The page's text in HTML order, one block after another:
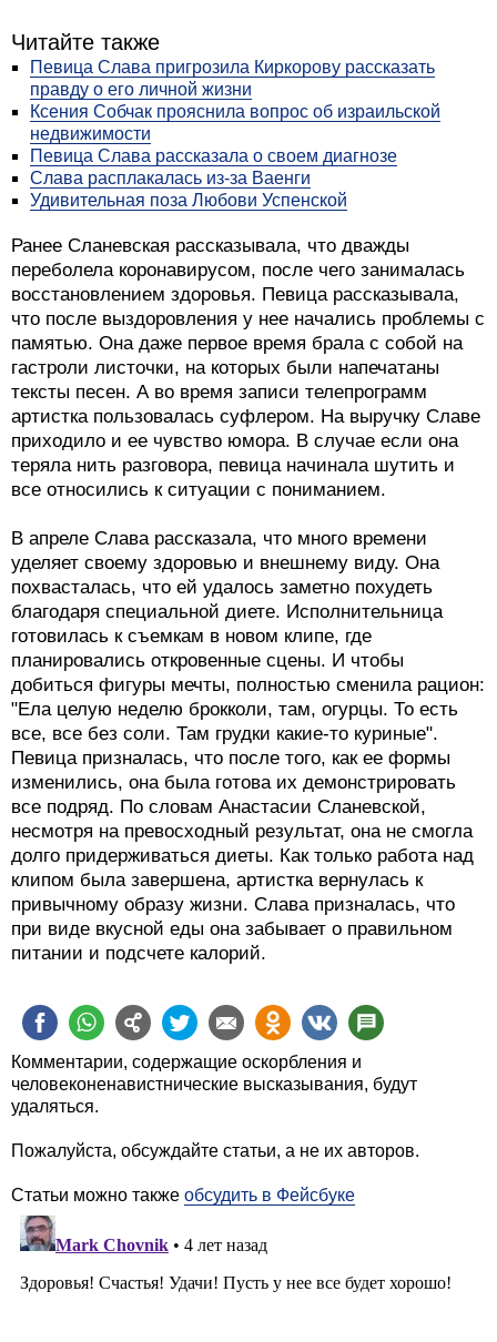
Читайте также
Певица Слава пригрозила Киркорову рассказать
правду о его личной жизни
Ксения Собчак прояснила вопрос об израильской
недвижимости
Певица Слава рассказала о своем диагнозе
Слава расплакалась из-за Ваенги
Удивительная поза Любови Успенской
Ранее Сланевская рассказывала, что дважды
переболела коронавирусом, после чего занималась
восстановлением здоровья. Певица рассказывала,
что после выздоровления у нее начались проблемы с
памятью. Она даже первое время брала с собой на
гастроли листочки, на которых были напечатаны
тексты песен. А во время записи телепрограмм
артистка пользовалась суфлером. На выручку Славе
приходило и ее чувство юмора. В случае если она
теряла нить разговора, певица начинала шутить и
все относились к ситуации с пониманием.
В апреле Слава рассказала, что много времени
уделяет своему здоровью и внешнему виду. Она
похвасталась, что ей удалось заметно похудеть
благодаря специальной диете. Исполнительница
готовилась к съемкам в новом клипе, где
планировались откровенные сцены. И чтобы
добиться фигуры мечты, полностью сменила рацион:
"Ела целую неделю брокколи, там, огурцы. То есть
все, все без соли. Там грудки какие-то куриные".
Певица призналась, что после того, как ее формы
изменились, она была готова их демонстрировать
все подряд. По словам Анастасии Сланевской,
несмотря на превосходный результат, она не смогла
долго придерживаться диеты. Как только работа над
клипом была завершена, артистка вернулась к
привычному образу жизни. Слава призналась, что
при виде вкусной еды она забывает о правильном
питании и подсчете калорий.
Комментарии, содержащие оскорбления и
человеконенавистнические высказывания, будут
удаляться.
Пожалуйста, обсуждайте статьи, а не их авторов.
Статьи можно также обсудить в Фейсбуке